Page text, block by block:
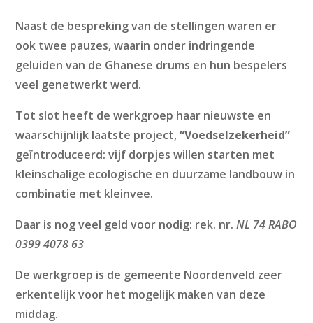
Naast de bespreking van de stellingen waren er
ook twee pauzes, waarin onder indringende
geluiden van de Ghanese drums en hun bespelers
veel genetwerkt werd.
Tot slot heeft de werkgroep haar nieuwste en
waarschijnlijk laatste project,“Voedselzekerheid”
geïntroduceerd: vijf dorpjes willen starten met
kleinschalige ecologische en duurzame landbouw in
combinatie met kleinvee.
Daar is nog veel geld voor nodig: rek. nr. NL 74 RABO
0399 4078 63
De werkgroep is de gemeente Noordenveld zeer
erkentelijk voor het mogelijk maken van deze
middag.